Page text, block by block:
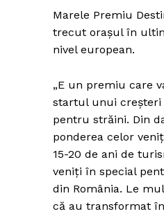
Marele Premiu
trecut orașul în
nivel european.
„E un premiu care
startul unui creșteri
pentru străini. Din
ponderea celor
15-20 de ani de
veniți în special
din România. Le
că au transformat